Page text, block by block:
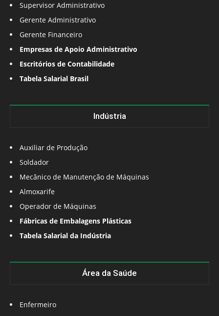
Supervisor Administrativo
Gerente Administrativo
Gerente Financeiro
Empresas de Apoio Administrativo
Escritórios de Contabilidade
Tabela Salarial Brasil
Indústria
Auxiliar de Produção
Soldador
Mecânico de Manutenção de Máquinas
Almoxarife
Operador de Máquinas
Fábricas de Embalagens Plásticas
Tabela Salarial da Indústria
Área da Saúde
Enfermeiro